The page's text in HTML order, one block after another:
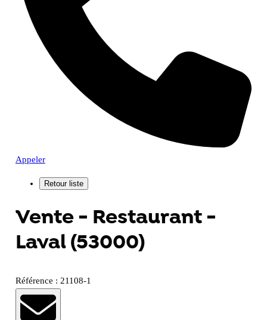
Appeler
Vente - Restaurant -
Laval (53000)
Référence : 21108-1